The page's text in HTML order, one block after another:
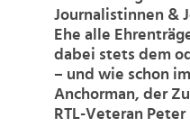
Journalistinnen &
Ehe alle
dabei stets dem
– und wie schon
Anchorman, der
RTL-Veteran